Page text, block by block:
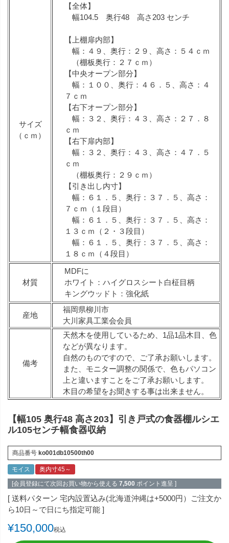
サイズ
（ｃｍ）
【全体】
幅104.5 奥行48 高さ203 センチ
【上棚扉内部】
幅：４９、奥行：２９、高さ：５４ｃｍ
（棚板奥行：２７ｃｍ）
【中央オープン部分】
幅：１００、奥行：４６．５、高さ：４
７ｃｍ
【右下オープン部分】
幅：３２、奥行：４３、高さ：２７．８
ｃｍ
【右下扉内部】
幅：３２、奥行：４３、高さ：４７．５
ｃｍ
（棚板奥行：２９ｃｍ）
【引き出し内寸】
幅：６１．５、奥行：３７．５、高さ：
７ｃｍ（１段目）
幅：６１．５、奥行：３７．５、高さ：
１３ｃｍ（２・３段目）
幅：６１．５、奥行：３７．５、高さ：
１８ｃｍ（４段目）
材質
MDFに
ホワイト：ハイグロスシート白柾目柄
キングウッドト：強化紙
産地
福岡県柳川市
大川家具工業会会員
備考
天然木を使用しているため、1品1品木目、色
などが異なります。
自然のものですので、ご了承お願いします。
また、モニター調整の関係で、色もパソコン
上と違いますことをご了承お願いします。
木目の希望をお聞きする事は出来ません。
【幅105 奥行48 高さ203】引き戸式の食器棚ルシエ
ル105センチ幅食器収納
商品番号 ko001db10500th00
モイス
奥内寸45～
[会員登録にて次回お買い物から使える 7,500 ポイント進呈 ]
送料パターン 宅内設置込み(北海道沖縄は+5000円）ご注文か
ら10日～で日にち指定可能
¥150,000税込